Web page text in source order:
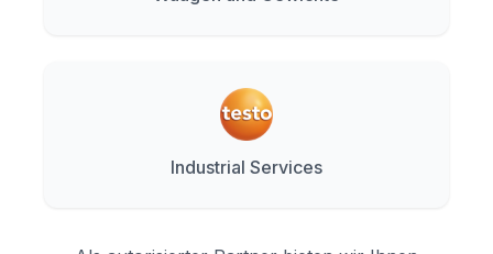
Industrial Services